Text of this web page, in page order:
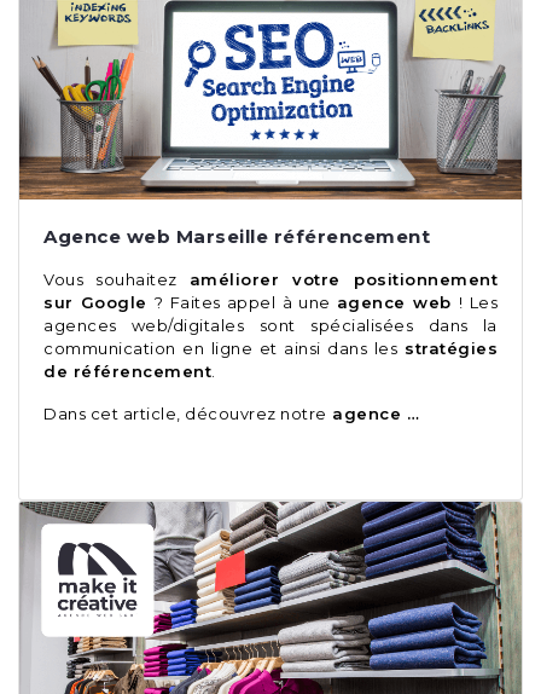
Agence web Marseille référencement
Vous souhaitez améliorer votre positionnement
sur Google ? Faites appel à une agence web ! Les
agences web/digitales sont spécialisées dans la
communication en ligne et ainsi dans les stratégies
de référencement.
Dans cet article, découvrez notre agence …